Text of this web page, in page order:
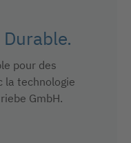
pour des
la technologie
GmbH.